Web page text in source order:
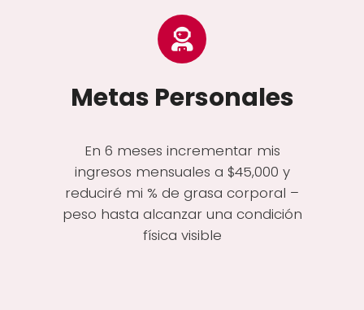
Metas Personales
En 6 meses incrementar mis
ingresos mensuales a $45,000 y
reduciré mi % de grasa corporal –
peso hasta alcanzar una condición
física visible